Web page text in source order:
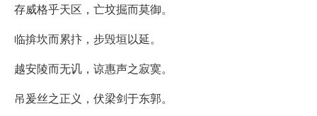
存威格乎天区，亡坟掘而莫御。
临揜坎而累抃，步毁垣以延。
越安陵而无讥，谅惠声之寂寞。
吊爰丝之正义，伏梁剑于东郭。